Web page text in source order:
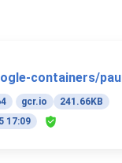
containers/
gcr.io
241.66KB
17:09